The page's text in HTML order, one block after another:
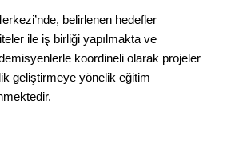
belirlenen hedefler
ile iş birliği yapılmakta ve
koordineli olarak projeler
geliştirmeye yönelik eğitim